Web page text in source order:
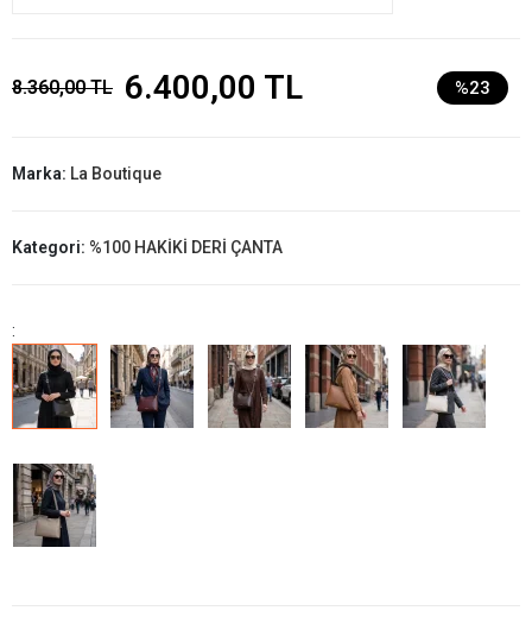
8.360,00 TL 6.400,00 TL %23
Marka: La Boutique
Kategori: %100 HAKİKİ DERİ ÇANTA
: